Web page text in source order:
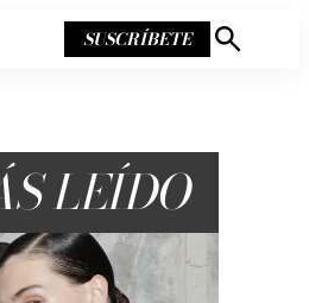
SUSCRÍBETE
Mostrar
LEÍDO